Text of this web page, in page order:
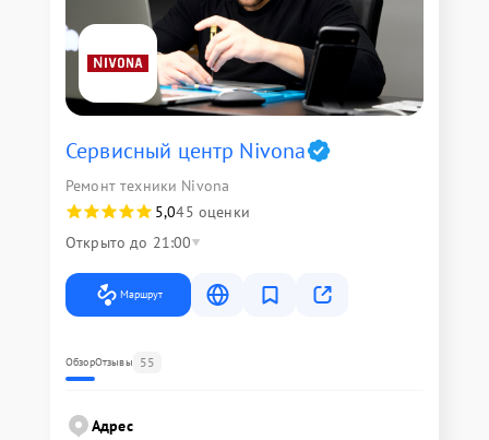
Сервисный центр Nivona
Ремонт техники Nivona
5,045 оценки
Открыто до 21:00
Маршрут
ОбзорОтзывы 55
Адрес